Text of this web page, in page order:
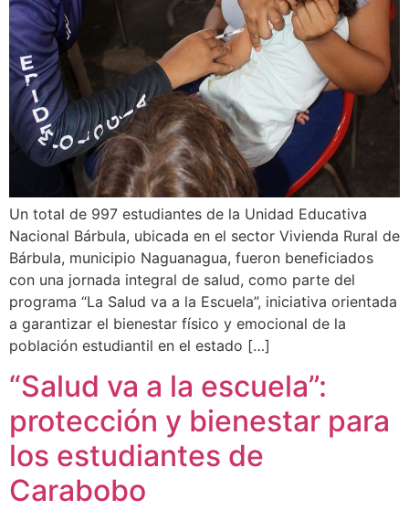
Un total de 997 estudiantes de la Unidad Educativa
Nacional Bárbula, ubicada en el sector Vivienda Rural de
Bárbula, municipio Naguanagua, fueron beneficiados
con una jornada integral de salud, como parte del
programa “La Salud va a la Escuela”, iniciativa orientada
a garantizar el bienestar físico y emocional de la
población estudiantil en el estado […]
“Salud va a la escuela”:
protección y bienestar para
los estudiantes de
Carabobo